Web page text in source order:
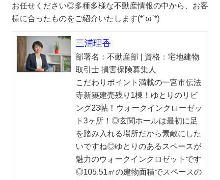
お任せください◎多種多様な不動産情報の中から、お客
様に合ったものをご紹介いたします(*´ω`*)
三浦理香
部署名：不動産部 | 資格：宅地建物
取引士 損害保険募集人
こだわりポイント満載の一宮市伝法
寺新築建売残り1棟！ゆとりのリビ
ング23帖！ウォークインクローゼッ
ト3ヶ所！◎玄関ホールは最初に足
を踏み入れる場所だから素敵にした
いですね◎ゆとりのあるスペースが
魅力のウォークインクロゼットです
◎105.51㎡の建物面積でスペースの